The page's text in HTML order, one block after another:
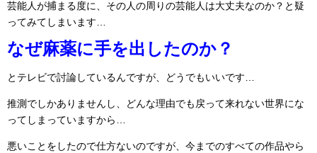
芸能人が捕まる度に、その人の周りの芸能人は大丈夫なのか？と疑
ってみてしまいます…
なぜ麻薬に手を出したのか？
とテレビで討論しているんですが、どうでもいいです…
推測でしかありませんし、どんな理由でも戻って来れない世界にな
ってしまっていますから…
悪いことをしたので仕方ないのですが、今までのすべての作品やら